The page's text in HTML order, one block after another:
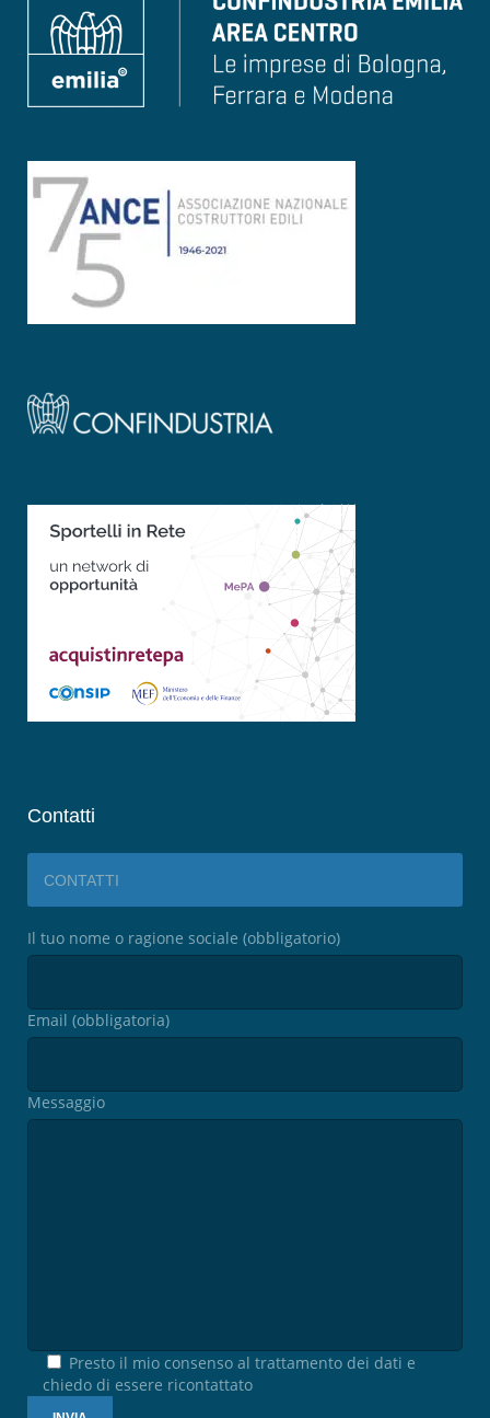
Contatti
CONTATTI
Il tuo nome o ragione sociale (obbligatorio)
Email (obbligatoria)
Messaggio
Presto il mio consenso al trattamento dei dati e
chiedo di essere ricontattato